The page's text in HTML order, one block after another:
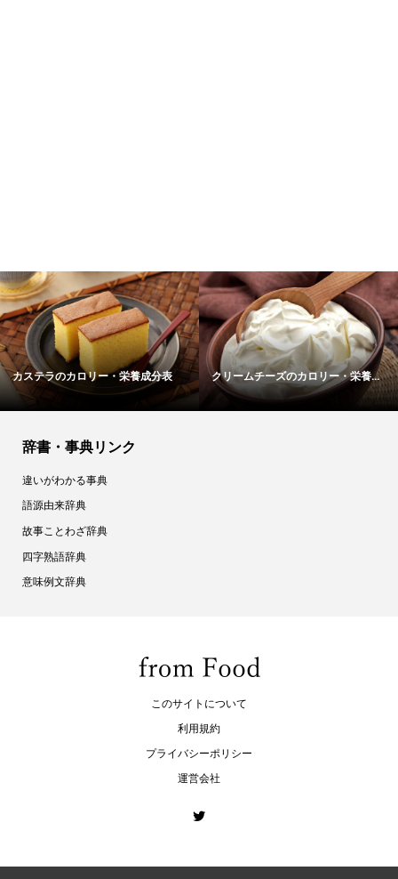
寒天のカロリー・栄養成分表 バターのカロリー・栄養成分表
辞書・事典リンク
違いがわかる事典
語源由来辞典
故事ことわざ辞典
四字熟語辞典
意味例文辞典
このサイトについて
利用規約
プライバシーポリシー
運営会社